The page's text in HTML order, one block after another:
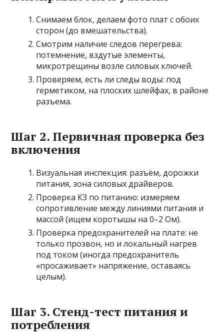
Снимаем блок, делаем фото плат с обоих
сторон (до вмешательства).
Смотрим наличие следов перегрева:
потемнение, вздутые элементы,
микротрещины возле силовых ключей.
Проверяем, есть ли следы воды: под
герметиком, на плоских шлейфах, в районе
разъема.
Шаг 2. Первичная проверка без
включения
Визуальная инспекция: разъём, дорожки
питания, зона силовых драйверов.
Проверка КЗ по питанию: измеряем
сопротивление между линиями питания и
массой (ищем коротышы на 0–2 Ом).
Проверка предохранителей на плате: не
только прозвон, но и локальный нагрев
под током (иногда предохранитель
«просаживает» напряжение, оставаясь
целым).
Шаг 3. Стенд-тест питания и
потребления